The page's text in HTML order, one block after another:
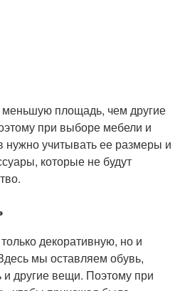
площадь, чем другие
при выборе мебели и
нужно учитывать ее размеры и
которые не будут
декоративную, но и
мы оставляем обувь,
другие вещи. Поэтому при